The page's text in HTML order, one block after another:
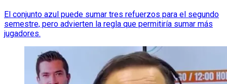
El conjunto azul puede sumar tres refuerzos para el segundo
semestre, pero advierten la regla que permitiría sumar más
jugadores.